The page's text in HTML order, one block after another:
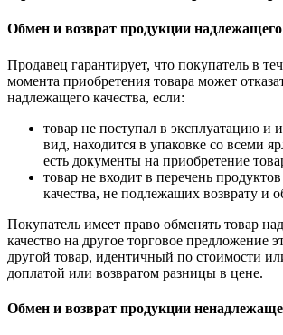
Обмен и возврат продукции надлежащего
Продавец гарантирует, что покупатель в
момента приобретения товара может
надлежащего качества, если:
товар не поступал в эксплуатацию и
вид, находится в упаковке со всеми
есть документы на приобретение
товар не входит в перечень
качества, не подлежащих возврату и
Покупатель имеет право обменять товар
качество на другое торговое предложение
другой товар, идентичный по стоимости
доплатой или возвратом разницы в цене.
Обмен и возврат продукции